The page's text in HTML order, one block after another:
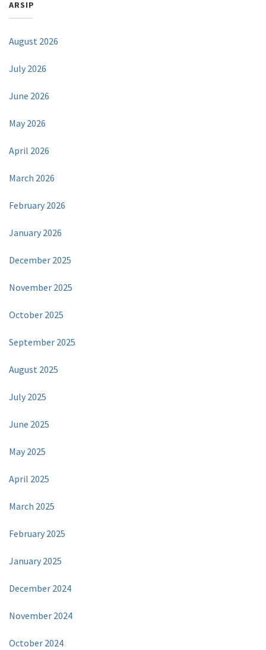
ARSIP
August 2026
July 2026
June 2026
May 2026
April 2026
March 2026
February 2026
January 2026
December 2025
November 2025
October 2025
September 2025
August 2025
July 2025
June 2025
May 2025
April 2025
March 2025
February 2025
January 2025
December 2024
November 2024
October 2024